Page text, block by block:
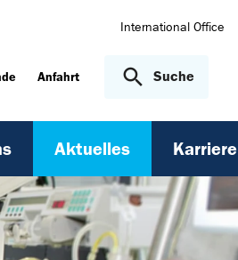
International Office
Anfahrt Suche
Aktuelles Karriere